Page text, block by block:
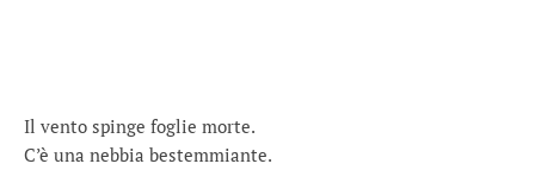
Il vento spinge foglie morte.
C’è una nebbia bestemmiante.